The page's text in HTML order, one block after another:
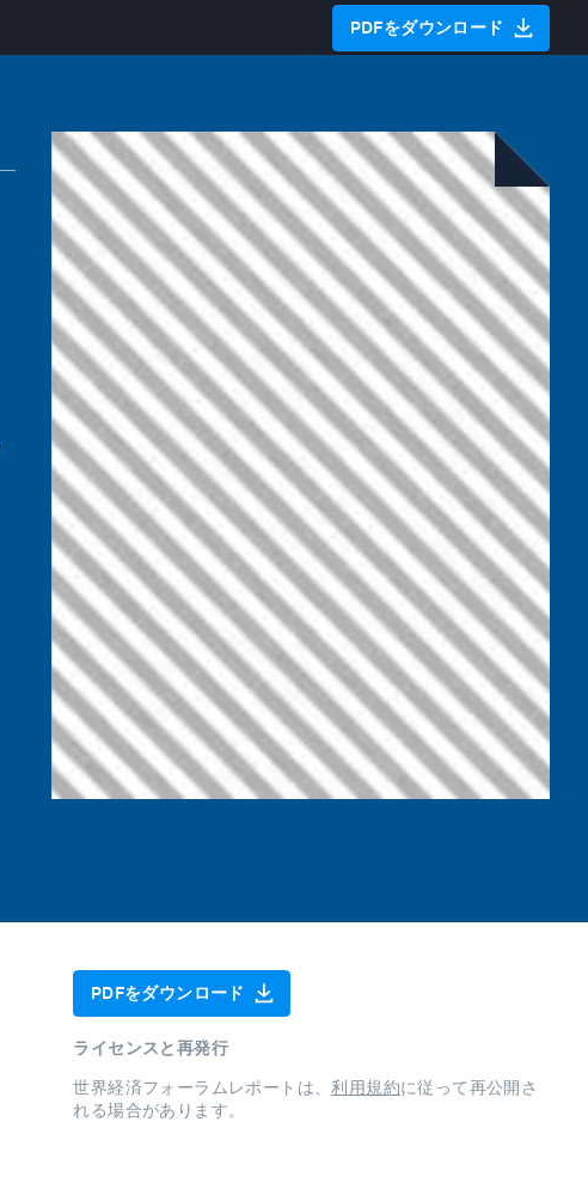
PDFをダウンロード
PDFをダウンロード
ライセンスと再発行
世界経済フォーラムレポートは、利用規約に従って再公開さ
れる場合があります。